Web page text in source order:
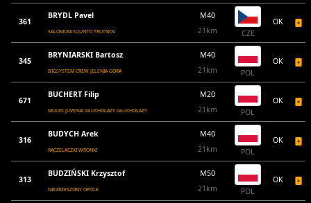
361
BRYDL Pavel
SALOMON/SUUNTO TRUTNOV
M40
21km
CZE
OK
345
BRYNIARSKI Bartosz
BIGSYSTEM CREW JELENIA GÓRA
M40
21km
POL
OK
671
BUCHERT Filip
MULKS JUVENIA GŁUCHOŁAZY GŁUCHOŁAZY
M20
21km
POL
OK
316
BUDYCH Arek
RĄCZELACZKI WRONKI
M40
21km
POL
OK
313
BUDZIŃSKI Krzysztof
NIEZRZESZONY OPOLE
M50
21km
POL
OK